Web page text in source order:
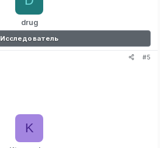
drug
Исследователь
#5
K